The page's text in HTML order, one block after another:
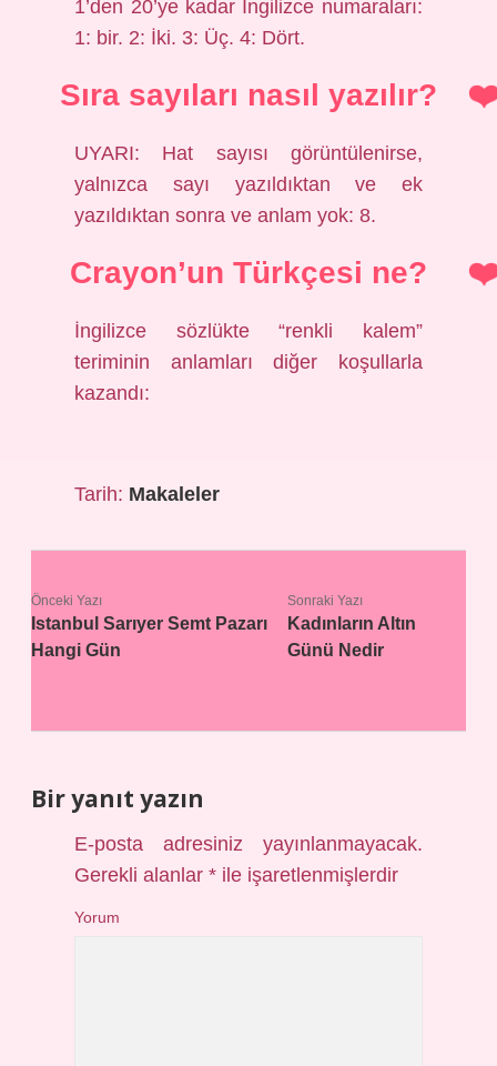
1’den 20’ye kadar İngilizce numaraları:
1: bir. 2: İki. 3: Üç. 4: Dört.
Sıra sayıları nasıl yazılır?
UYARI: Hat sayısı görüntülenirse,
yalnızca sayı yazıldıktan ve ek
yazıldıktan sonra ve anlam yok: 8.
Crayon’un Türkçesi ne?
İngilizce sözlükte “renkli kalem”
teriminin anlamları diğer koşullarla
kazandı:
Tarih: Makaleler
Önceki Yazı
Istanbul Sarıyer Semt Pazarı
Hangi Gün
Sonraki Yazı
Kadınların Altın
Günü Nedir
Bir yanıt yazın
E-posta adresiniz yayınlanmayacak.
Gerekli alanlar* ile işaretlenmişlerdir
Yorum